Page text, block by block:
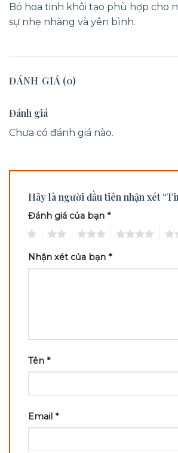
Bó hoa tinh khôi tạo phù hợp cho
sự nhẹ nhàng và yên bình.
ĐÁNH GIÁ (0)
Đánh giá
Chưa có đánh giá nào.
Hãy là người đầu tiên nhận xét
Đánh giá của bạn *
Nhận xét của bạn *
Tên *
Email *